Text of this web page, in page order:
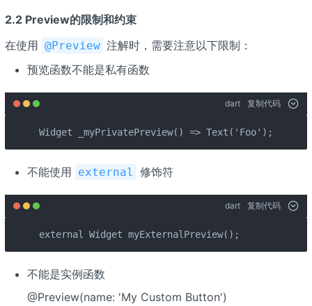
2.2 Preview的限制和约束
在使用 @Preview 注解时，需要注意以下限制：
预览函数不能是私有函数
dart 复制代码
Widget _myPrivatePreview() => Text('Foo');
不能使用 external 修饰符
dart 复制代码
external Widget myExternalPreview();
不能是实例函数
@Preview(name: 'My Custom Button')